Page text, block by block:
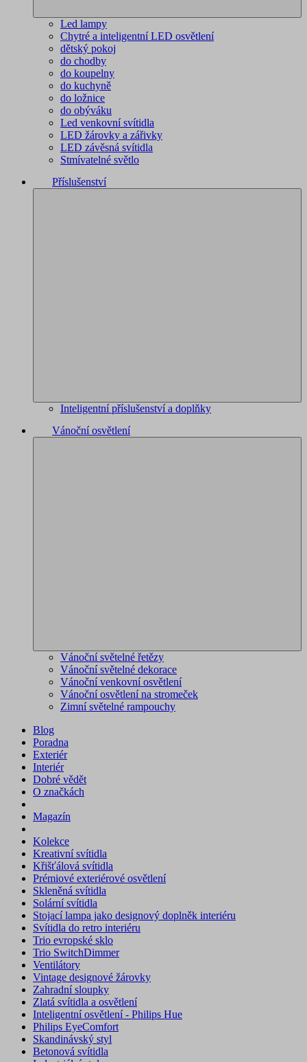
Led lampy
Chytré a inteligentní LED osvětlení
dětský pokoj
do chodby
do koupelny
do kuchyně
do ložnice
do obýváku
Led venkovní svítidla
LED žárovky a zářivky
LED závěsná svítidla
Stmívatelné světlo
Příslušenství
Inteligentní příslušenství a doplňky
Vánoční osvětlení
Vánoční světelné řetězy
Vánoční světelné dekorace
Vánoční venkovní osvětlení
Vánoční osvětlení na stromeček
Zimní světelné rampouchy
Blog
Poradna
Exteriér
Interiér
Dobré vědět
O značkách
Magazín
Kolekce
Kreativní svítidla
Křišťálová svítidla
Prémiové exteriérové osvětlení
Skleněná svítidla
Solární svítidla
Stojací lampa jako designový doplněk interiéru
Svítidla do retro interiéru
Trio evropské sklo
Trio SwitchDimmer
Ventilátory
Vintage designové žárovky
Zahradní sloupky
Zlatá svítidla a osvětlení
Inteligentní osvětlení - Philips Hue
Philips EyeComfort
Skandinávský styl
Betonová svítidla